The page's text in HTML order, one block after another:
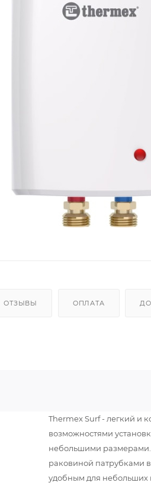
ОТЗЫВЫ ОПЛАТА
Thermex Surf - легкий и
возможностями
небольшими
раковиной патрубками
удобным для небольших